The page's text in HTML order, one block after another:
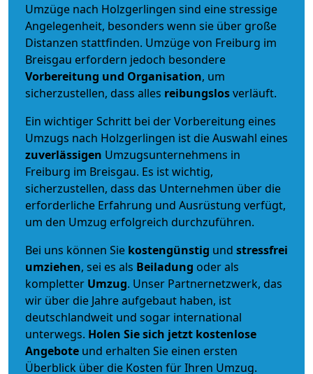
Umzüge nach Holzgerlingen sind eine stressige
Angelegenheit, besonders wenn sie über große
Distanzen stattfinden. Umzüge von Freiburg im
Breisgau erfordern jedoch besondere
Vorbereitung und Organisation, um
sicherzustellen, dass alles reibungslosverläuft.
Ein wichtiger Schritt bei der Vorbereitung eines
Umzugs nach Holzgerlingen ist die Auswahl eines
zuverlässigen Umzugsunternehmens in
Freiburg im Breisgau. Es ist wichtig,
sicherzustellen, dass das Unternehmen über die
erforderliche Erfahrung und Ausrüstung verfügt,
um den Umzug erfolgreich durchzuführen.
Bei uns können Sie kostengünstig und stressfrei
umziehen, sei es als Beiladung oder als
kompletter Umzug. Unser Partnernetzwerk, das
wir über die Jahre aufgebaut haben, ist
deutschlandweit und sogar international
unterwegs. Holen Sie sich jetzt kostenlose
Angebote und erhalten Sie einen ersten
Überblick über die Kosten für Ihren Umzug.